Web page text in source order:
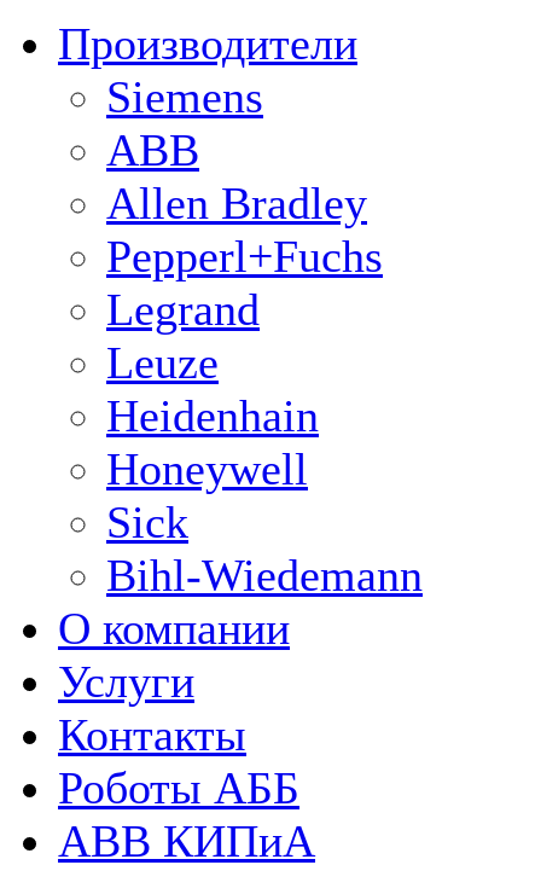
Производители
Siemens
ABB
Allen Bradley
Pepperl+Fuchs
Legrand
Leuze
Heidenhain
Honeywell
Sick
Bihl-Wiedemann
О компании
Услуги
Контакты
Роботы АББ
ABB КИПиА